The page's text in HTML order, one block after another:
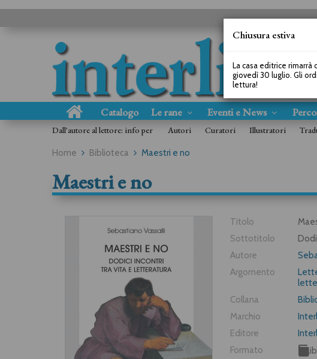
Catalogo Le rane Eventi e News
Dall'autore al lettore: info per Autori Curatori Illustratori
Home Biblioteca Maestri e no
Maestri e no
Titolo
Sottotitolo
Autore
Argomento
Collana
Marchio
Editore
Formato
Chiusura estiva
La casa editrice rimarrà
giovedì 30 luglio. Gli
lettura!